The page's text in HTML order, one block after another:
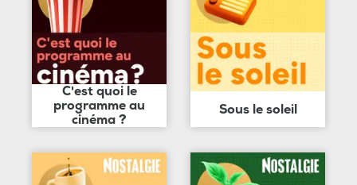
C'est quoi le
programme au
cinéma ?
Sous le soleil